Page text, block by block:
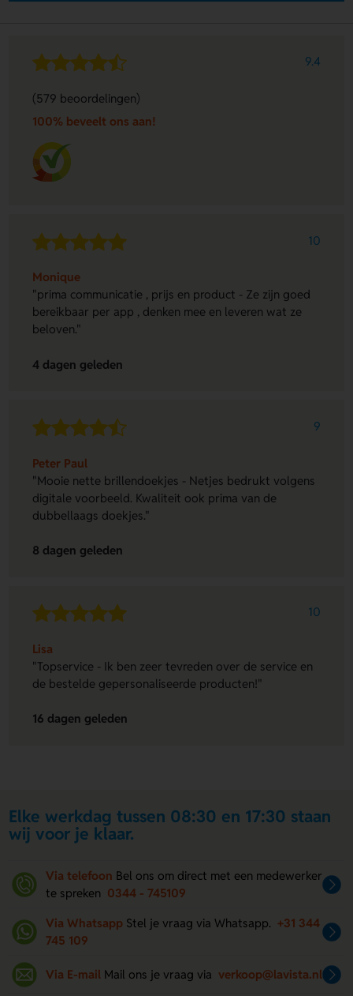
9.4
(579 beoordelingen)
100% beveelt ons aan!
10
Monique
"prima communicatie , prijs en product - Ze zijn goed
bereikbaar per app , denken mee en leveren wat ze
beloven."
4 dagen geleden
9
Peter Paul
"Mooie nette brillendoekjes - Netjes bedrukt volgens
digitale voorbeeld. Kwaliteit ook prima van de
dubbellaags doekjes."
8 dagen geleden
10
Lisa
"Topservice - Ik ben zeer tevreden over de service en
de bestelde gepersonaliseerde producten!"
16 dagen geleden
Elke werkdag tussen 08:30 en 17:30 staan
wij voor je klaar.
Via telefoon Bel ons om direct met een medewerker
te spreken 0344 - 745109
Via Whatsapp Stel je vraag via Whatsapp. +31 344
745 109
Via E-mail Mail ons je vraag via verkoop@lavista.nl